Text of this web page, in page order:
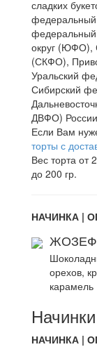
сладких
округ (ЮФО),
(СКФО),
Уральский
Сибирский
ДВФО)
Если Вам
торты с
Вес торта от
до 200 гр.
НАЧИНКА |
орехов,
карамель
НАЧИНКА |